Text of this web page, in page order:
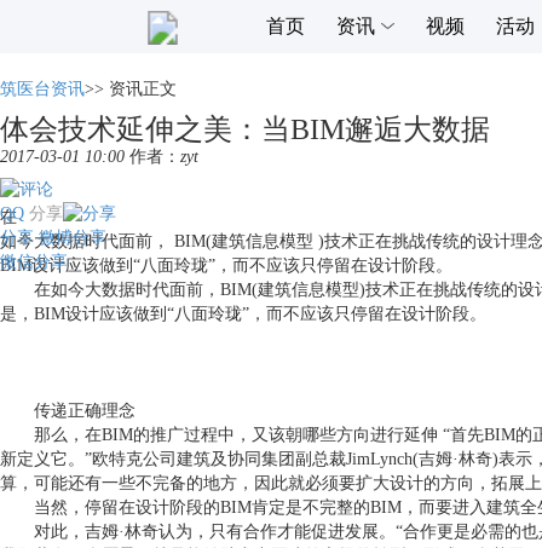
首页 资讯 视频 活动
筑医台资讯>> 资讯正文
体会技术延伸之美：当BIM邂逅大数据
2017-03-01 10:00 作者： zyt
分享
QQ
分享 微博分享
微信分享
在
如今大数据时代面前， BIM(建筑信息模型 )技术正在挑战传统的设计理
BIM设计应该做到“八面玲珑”，而不应该只停留在设计阶段。
在如今大数据时代面前， BIM(建筑信息模型)技术正在挑战传统的设
是， BIM设计应该做到“八面玲珑”，而不应该只停留在设计阶段。
传递正确理念
那么，在BIM的推广过程中，又该朝哪些方向进行延伸 “首先BIM的
新定义它。”欧特克公司建筑及协同集团副总裁JimLynch(吉姆·林奇)表示
算，可能还有一些不完备的地方，因此就必须要扩大设计的方向，拓展
当然，停留在设计阶段的BIM肯定是不完整的BIM ，而要进入建筑
对此，吉姆·林奇认为，只有合作才能促进发展。“合作更是必需的